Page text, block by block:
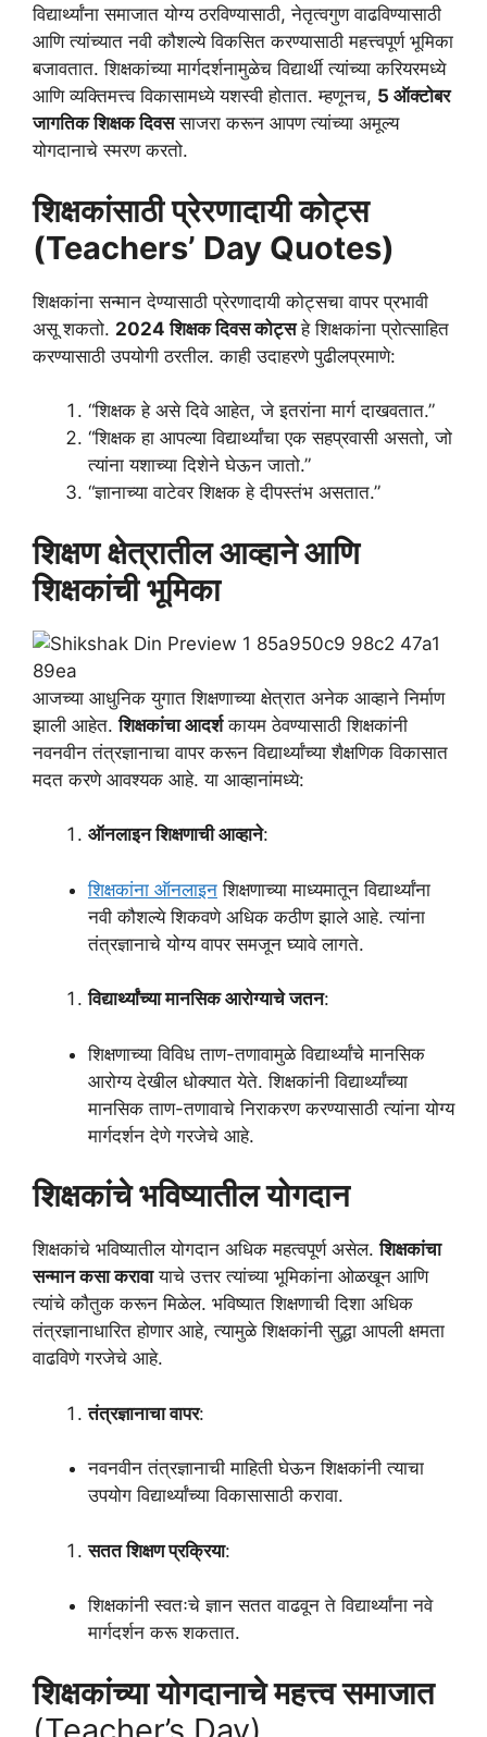
विद्यार्थ्यांना समाजात योग्य ठरविण्यासाठी, नेतृत्वगुण वाढविण्यासाठी
आणि त्यांच्यात नवी कौशल्ये विकसित करण्यासाठी महत्त्वपूर्ण भूमिका
बजावतात. शिक्षकांच्या मार्गदर्शनामुळेच विद्यार्थी त्यांच्या करियरमध्ये
आणि व्यक्तिमत्त्व विकासामध्ये यशस्वी होतात. म्हणूनच, 5 ऑक्टोबर
जागतिक शिक्षक दिवससाजरा करून आपण त्यांच्या अमूल्य
योगदानाचे स्मरण करतो.
शिक्षकांसाठी प्रेरणादायी कोट्स
(Teachers’ Day Quotes)
शिक्षकांना सन्मान देण्यासाठी प्रेरणादायी कोट्सचा वापर प्रभावी
असू शकतो. 2024 शिक्षक दिवस कोट्सहे शिक्षकांना प्रोत्साहित
करण्यासाठी उपयोगी ठरतील. काही उदाहरणे पुढीलप्रमाणे:
“शिक्षक हे असे दिवे आहेत, जे इतरांना मार्ग दाखवतात.”
“शिक्षक हा आपल्या विद्यार्थ्यांचा एक सहप्रवासी असतो, जो
त्यांना यशाच्या दिशेने घेऊन जातो.”
“ज्ञानाच्या वाटेवर शिक्षक हे दीपस्तंभ असतात.”
शिक्षण क्षेत्रातील आव्हाने आणि
शिक्षकांची भूमिका
आजच्या आधुनिक युगात शिक्षणाच्या क्षेत्रात अनेक आव्हाने निर्माण
झाली आहेत.शिक्षकांचा आदर्शकायम ठेवण्यासाठी शिक्षकांनी
नवनवीन तंत्रज्ञानाचा वापर करून विद्यार्थ्यांच्या शैक्षणिक विकासात
मदत करणे आवश्यक आहे. या आव्हानांमध्ये:
ऑनलाइन शिक्षणाची आव्हाने:
शिक्षकांना ऑनलाइन शिक्षणाच्या माध्यमातून विद्यार्थ्यांना
नवी कौशल्ये शिकवणे अधिक कठीण झाले आहे. त्यांना
तंत्रज्ञानाचे योग्य वापर समजून घ्यावे लागते.
विद्यार्थ्यांच्या मानसिक आरोग्याचे जतन:
शिक्षणाच्या विविध ताण-तणावामुळे विद्यार्थ्यांचे मानसिक
आरोग्य देखील धोक्यात येते. शिक्षकांनी विद्यार्थ्यांच्या
मानसिक ताण-तणावाचे निराकरण करण्यासाठी त्यांना योग्य
मार्गदर्शन देणे गरजेचे आहे.
शिक्षकांचे भविष्यातील योगदान
शिक्षकांचे भविष्यातील योगदान अधिक महत्वपूर्ण असेल.शिक्षकांचा
सन्मान कसा करावायाचे उत्तर त्यांच्या भूमिकांना ओळखून आणि
त्यांचे कौतुक करून मिळेल. भविष्यात शिक्षणाची दिशा अधिक
तंत्रज्ञानाधारित होणार आहे, त्यामुळे शिक्षकांनी सुद्धा आपली क्षमता
वाढविणे गरजेचे आहे.
तंत्रज्ञानाचा वापर:
नवनवीन तंत्रज्ञानाची माहिती घेऊन शिक्षकांनी त्याचा
उपयोग विद्यार्थ्यांच्या विकासासाठी करावा.
सतत शिक्षण प्रक्रिया:
शिक्षकांनी स्वतःचे ज्ञान सतत वाढवून ते विद्यार्थ्यांना नवे
मार्गदर्शन करू शकतात.
शिक्षकांच्या योगदानाचे महत्त्व समाजात